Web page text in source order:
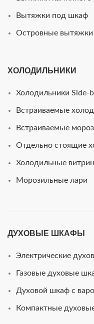
Вытяжки под шкаф
Островные вытяжки
ХОЛОДИЛЬНИКИ
Холодильники Side-
Встраиваемые
Встраиваемые
Отдельно стоящие
Холодильные
Морозильные лари
ДУХОВЫЕ ШКАФЫ
Электрические
Газовые духовые
Духовой шкаф с
Компактные